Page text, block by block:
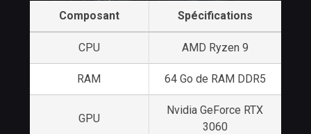
Composant Spécifications
CPU AMD Ryzen 9
RAM 64 Go de RAM DDR5
GPU
Nvidia GeForce RTX
3060